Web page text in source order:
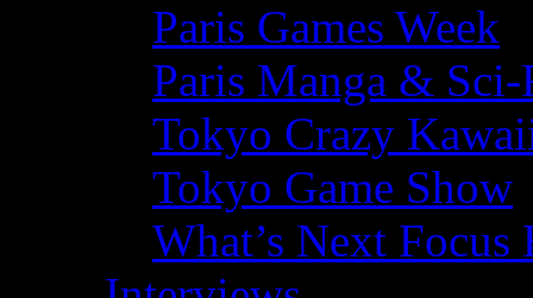
Paris Games Week
Paris Manga &
Tokyo Crazy
Tokyo Game Show
What’s Next